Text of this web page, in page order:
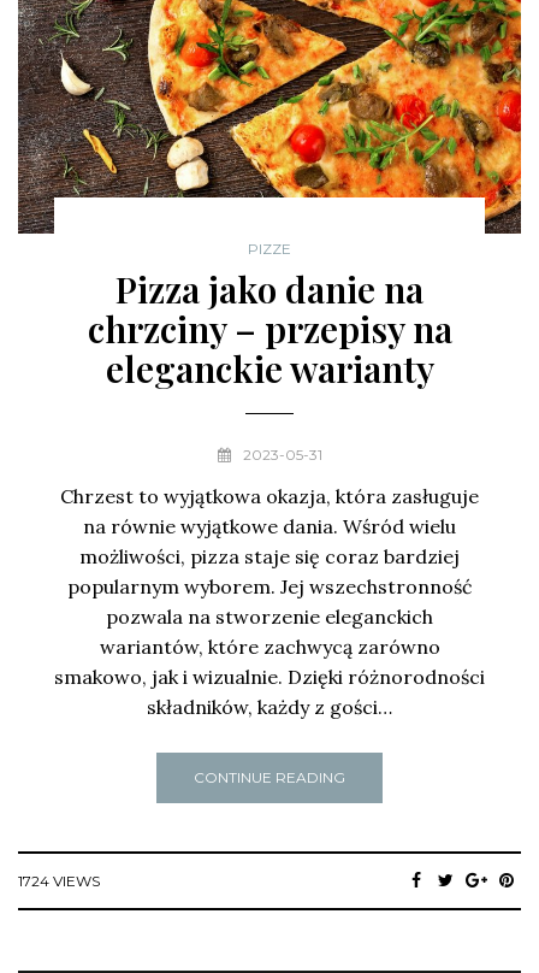
PIZZE
Pizza jako danie na
chrzciny – przepisy na
eleganckie warianty
2023-05-31
Chrzest to wyjątkowa okazja, która zasługuje
na równie wyjątkowe dania. Wśród wielu
możliwości, pizza staje się coraz bardziej
popularnym wyborem. Jej wszechstronność
pozwala na stworzenie eleganckich
wariantów, które zachwycą zarówno
smakowo, jak i wizualnie. Dzięki różnorodności
składników, każdy z gości…
CONTINUE READING
1724 VIEWS